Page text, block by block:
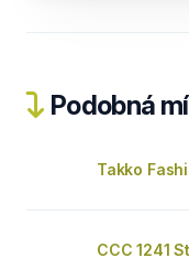
Podobná
Takko
CCC 1241